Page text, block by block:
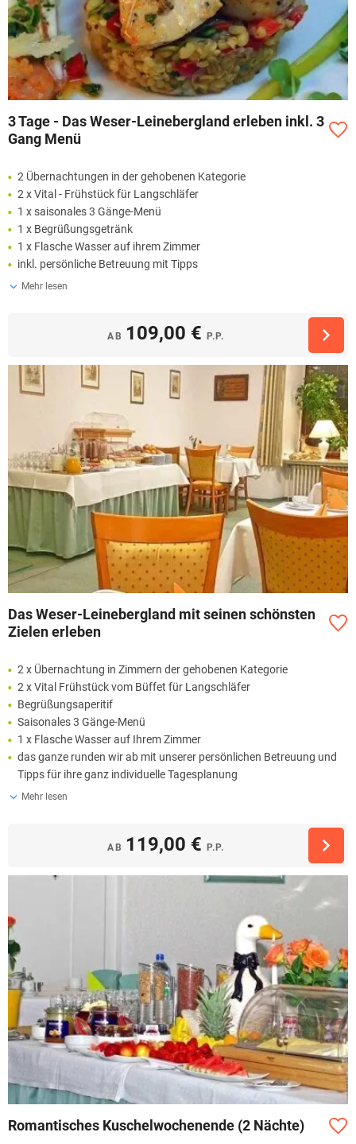
3 Tage - Das Weser-Leinebergland erleben inkl. 3
Gang Menü
2 Übernachtungen in der gehobenen Kategorie
2 x Vital - Frühstück für Langschläfer
1 x saisonales 3 Gänge-Menü
1 x Begrüßungsgetränk
1 x Flasche Wasser auf ihrem Zimmer
inkl. persönliche Betreuung mit Tipps
Mehr lesen
AB 109,00 € P.P.
Das Weser-Leinebergland mit seinen schönsten
Zielen erleben
2 x Übernachtung in Zimmern der gehobenen Kategorie
2 x Vital Frühstück vom Büffet für Langschläfer
Begrüßungsaperitif
Saisonales 3 Gänge-Menü
1 x Flasche Wasser auf Ihrem Zimmer
das ganze runden wir ab mit unserer persönlichen Betreuung und
Tipps für ihre ganz individuelle Tagesplanung
Mehr lesen
AB 119,00 € P.P.
Romantisches Kuschelwochenende (2 Nächte)